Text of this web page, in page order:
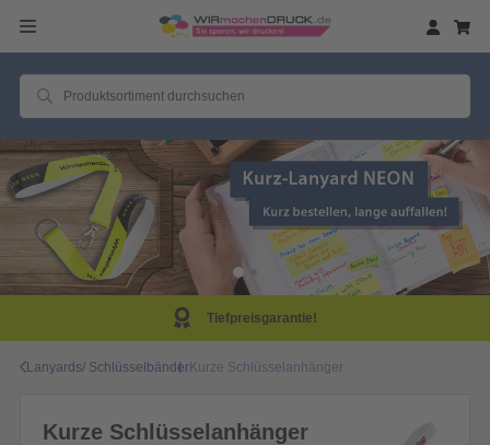
Tiefpreisgarantie!
Lanyards/ SchlüsselbänderKurze Schlüsselanhänger
Kurze Schlüsselanhänger